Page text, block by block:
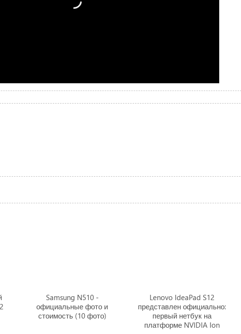
Samsung N510 -
официальные фото и
стоимость (10 фото)
Lenovo IdeaPad S12
представлен официально:
первый нетбук на
платформе NVIDIA Ion